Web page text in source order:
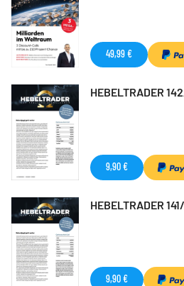
49,99 €
HEBELTRADER
9,90 €
HEBELTRADER
9,90 €